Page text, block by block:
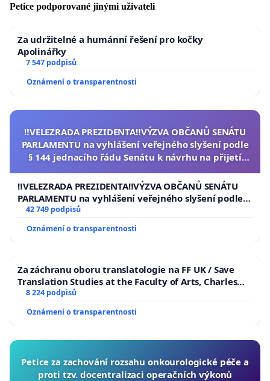
Petice podporované jinými uživateli
Za udržitelné a humánní řešení pro kočky
Apolinářky
7 547 podpisů
Oznámení o transparentnosti
‼️VELEZRADA PREZIDENTA‼️VÝZVA OBČANŮ SENÁTU
PARLAMENTU na vyhlášení veřejného slyšení podle
§ 144 jednacího řádu Senátu k návrhu na přijetí
republiky
‼️VELEZRADA PREZIDENTA‼️VÝZVA OBČANŮ SENÁTU
PARLAMENTU na vyhlášení veřejného slyšení podle §
144 jednacího řádu Senátu k návrhu na přijetí
republiky
42 749 podpisů
Oznámení o transparentnosti
Za záchranu oboru translatologie na FF UK / Save
Translation Studies at the Faculty of Arts, Charles
University
8 224 podpisů
Oznámení o transparentnosti
Petice za zachování rozsahu onkourologické péče a
proti tzv. docentralizaci operačních výkonů